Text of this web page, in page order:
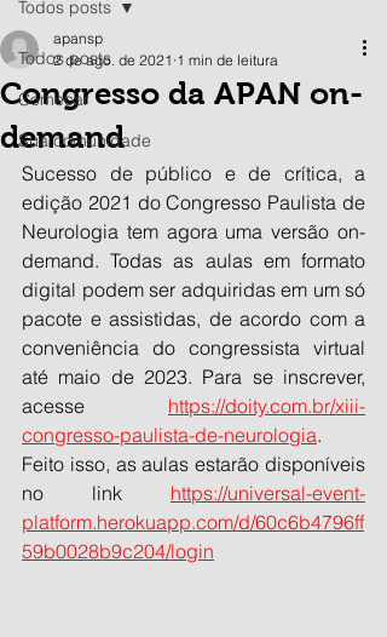
Todos posts
Começar
Sua comunidade
Todos posts
Congresso da APAN on-
demand
apansp
2 de ago. de 2021 1 min de leitura
Sucesso de público e de crítica, a
edição 2021 do Congresso Paulista de
Neurologia tem agora uma versão on-
demand. Todas as aulas em formato
digital podem ser adquiridas em um só
pacote e assistidas, de acordo com a
conveniência do congressista virtual
até maio de 2023. Para se inscrever,
acesse https://doity.com.br/xiii-
congresso-paulista-de-neurologia.
Feito isso, as aulas estarão disponíveis
no link https://universal-event-
platform.herokuapp.com/d/60c6b4796ff
59b0028b9c204/login